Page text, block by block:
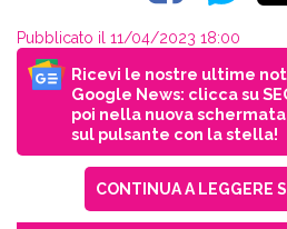
Pubblicato il 11/04/2023 18:00
Ricevi le nostre ultime
Google News: clicca su
poi nella nuova
sul pulsante con la stella!
CONTINUA A LEGGERE